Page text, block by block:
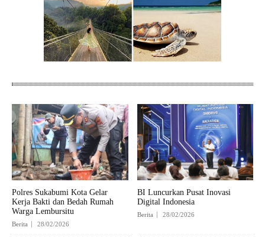
Polres Sukabumi Kota Gelar
Kerja Bakti dan Bedah Rumah
Warga Lembursitu
Berita 28/02/2026
BI Luncurkan Pusat Inovasi
Digital Indonesia
Berita 28/02/2026